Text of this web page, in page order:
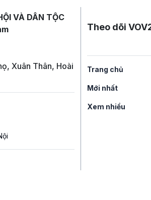
VÀ DÂN TỘC
Xuân Thân, Hoài
Mạng
Theo dõi
Trang chủ
Mới nhất
Xem nhiều